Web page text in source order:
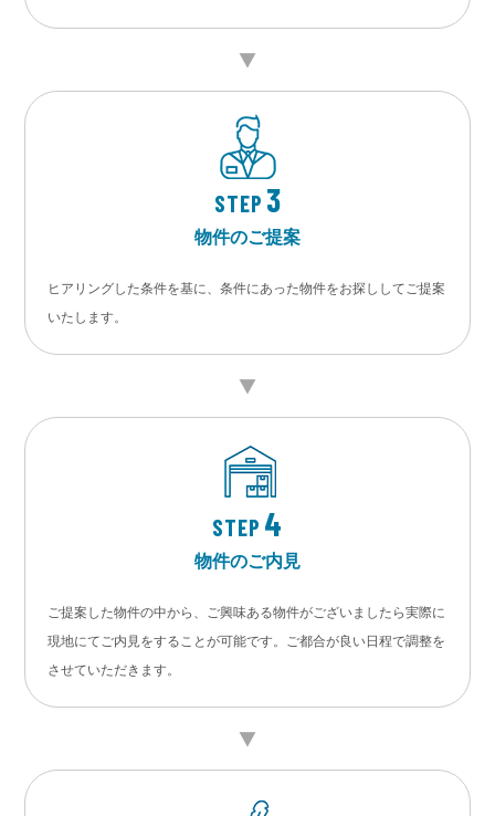
STEP 3
物件のご提案
ヒアリングした条件を基に、条件にあった物件をお探ししてご提案
いたします。
STEP 4
物件のご内見
ご提案した物件の中から、ご興味ある物件がございましたら実際に
現地にてご内見をすることが可能です。ご都合が良い日程で調整を
させていただきます。